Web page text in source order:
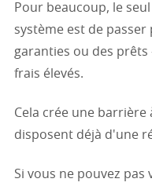
Pour beaucoup, le
système est de
garanties ou des prêts
frais élevés.
Cela crée une
disposent déjà d'une
Si vous ne pouvez